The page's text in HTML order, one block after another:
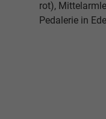
rot),
Pedalerie in